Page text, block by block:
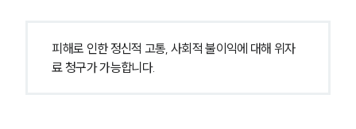
피해로 인한 정신적 고통, 사회적 불이익에 대해 위자
료 청구가 가능합니다.